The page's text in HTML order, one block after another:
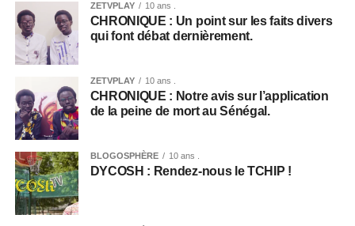
ZETVPLAY 10 ans .
CHRONIQUE : Un point sur les faits divers
qui font débat dernièrement.
ZETVPLAY 10 ans .
CHRONIQUE : Notre avis sur l’application
de la peine de mort au Sénégal.
BLOGOSPHÈRE 10 ans .
DYCOSH : Rendez-nous le TCHIP !